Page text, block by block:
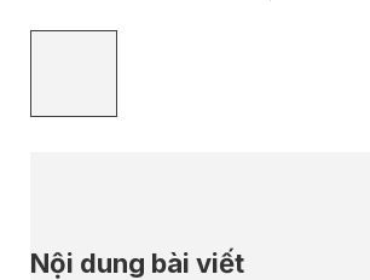
Nội dung bài viết